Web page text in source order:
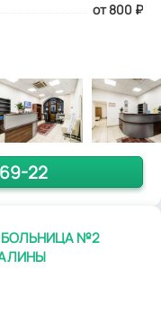
от 800 ₽
22
БОЛЬНИЦА №2